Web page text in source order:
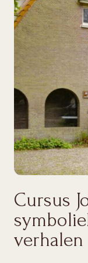
Cursus
verhalen